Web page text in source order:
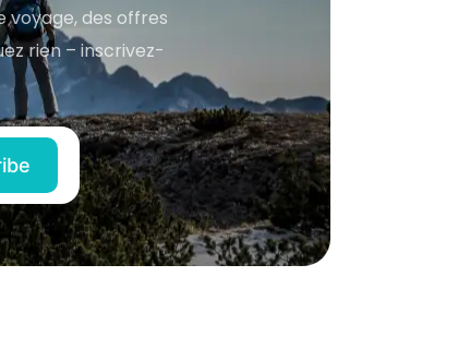
voyage, des offres
rien – inscrivez-